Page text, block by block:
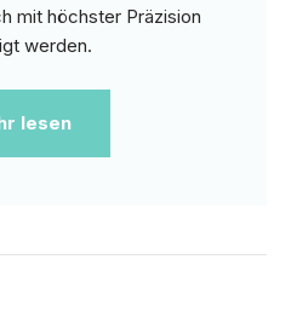
mit höchster Präzision
werden.
lesen